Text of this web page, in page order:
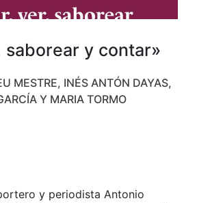
saborear y contar»
MESTRE, INÉS ANTÓN DAYAS,
Y MARIA TORMO
y periodista Antonio